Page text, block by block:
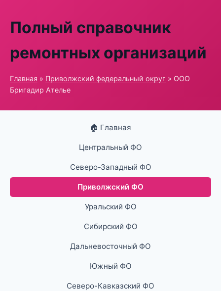
Полный справочник
ремонтных организаций
Главная » Приволжский федеральный округ » ООО
Бригадир Ателье
🏠 Главная
Центральный ФО
Северо-Западный ФО
Приволжский ФО
Уральский ФО
Сибирский ФО
Дальневосточный ФО
Южный ФО
Северо-Кавказский ФО